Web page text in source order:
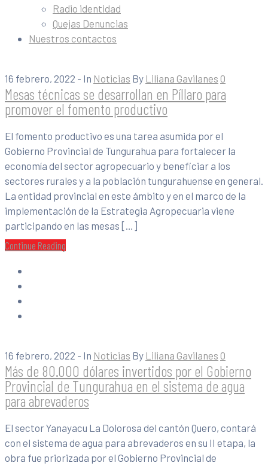
Radio identidad
Quejas Denuncias
Nuestros contactos
16 febrero, 2022 - In Noticias By Liliana Gavilanes 0
Mesas técnicas se desarrollan en Píllaro para
promover el fomento productivo
El fomento productivo es una tarea asumida por el
Gobierno Provincial de Tungurahua para fortalecer la
economía del sector agropecuario y beneficiar a los
sectores rurales y a la población tungurahuense en general.
La entidad provincial en este ámbito y en el marco de la
implementación de la Estrategia Agropecuaria viene
participando en las mesas […]
Continue Reading
16 febrero, 2022 - In Noticias By Liliana Gavilanes 0
Más de 80.000 dólares invertidos por el Gobierno
Provincial de Tungurahua en el sistema de agua
para abrevaderos
El sector Yanayacu La Dolorosa del cantón Quero, contará
con el sistema de agua para abrevaderos en su II etapa, la
obra fue priorizada por el Gobierno Provincial de